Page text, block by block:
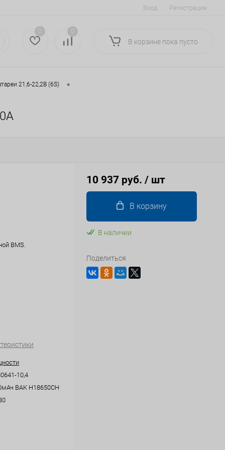
Вход Регистрация
0 0
В корзине пока пусто
21,6-22,2В (6S) •
BMS.
10,4
BAK H18650CH
10 937 руб. / шт
В корзину
В наличии
Поделиться